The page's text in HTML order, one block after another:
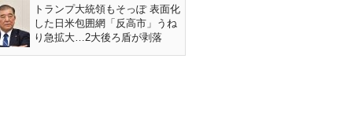
トランプ大統領もそっぽ 表面化
した日米包囲網「反高市」うね
り急拡大…2大後ろ盾が剥落